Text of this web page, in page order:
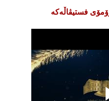
فستیڤاڵەکە